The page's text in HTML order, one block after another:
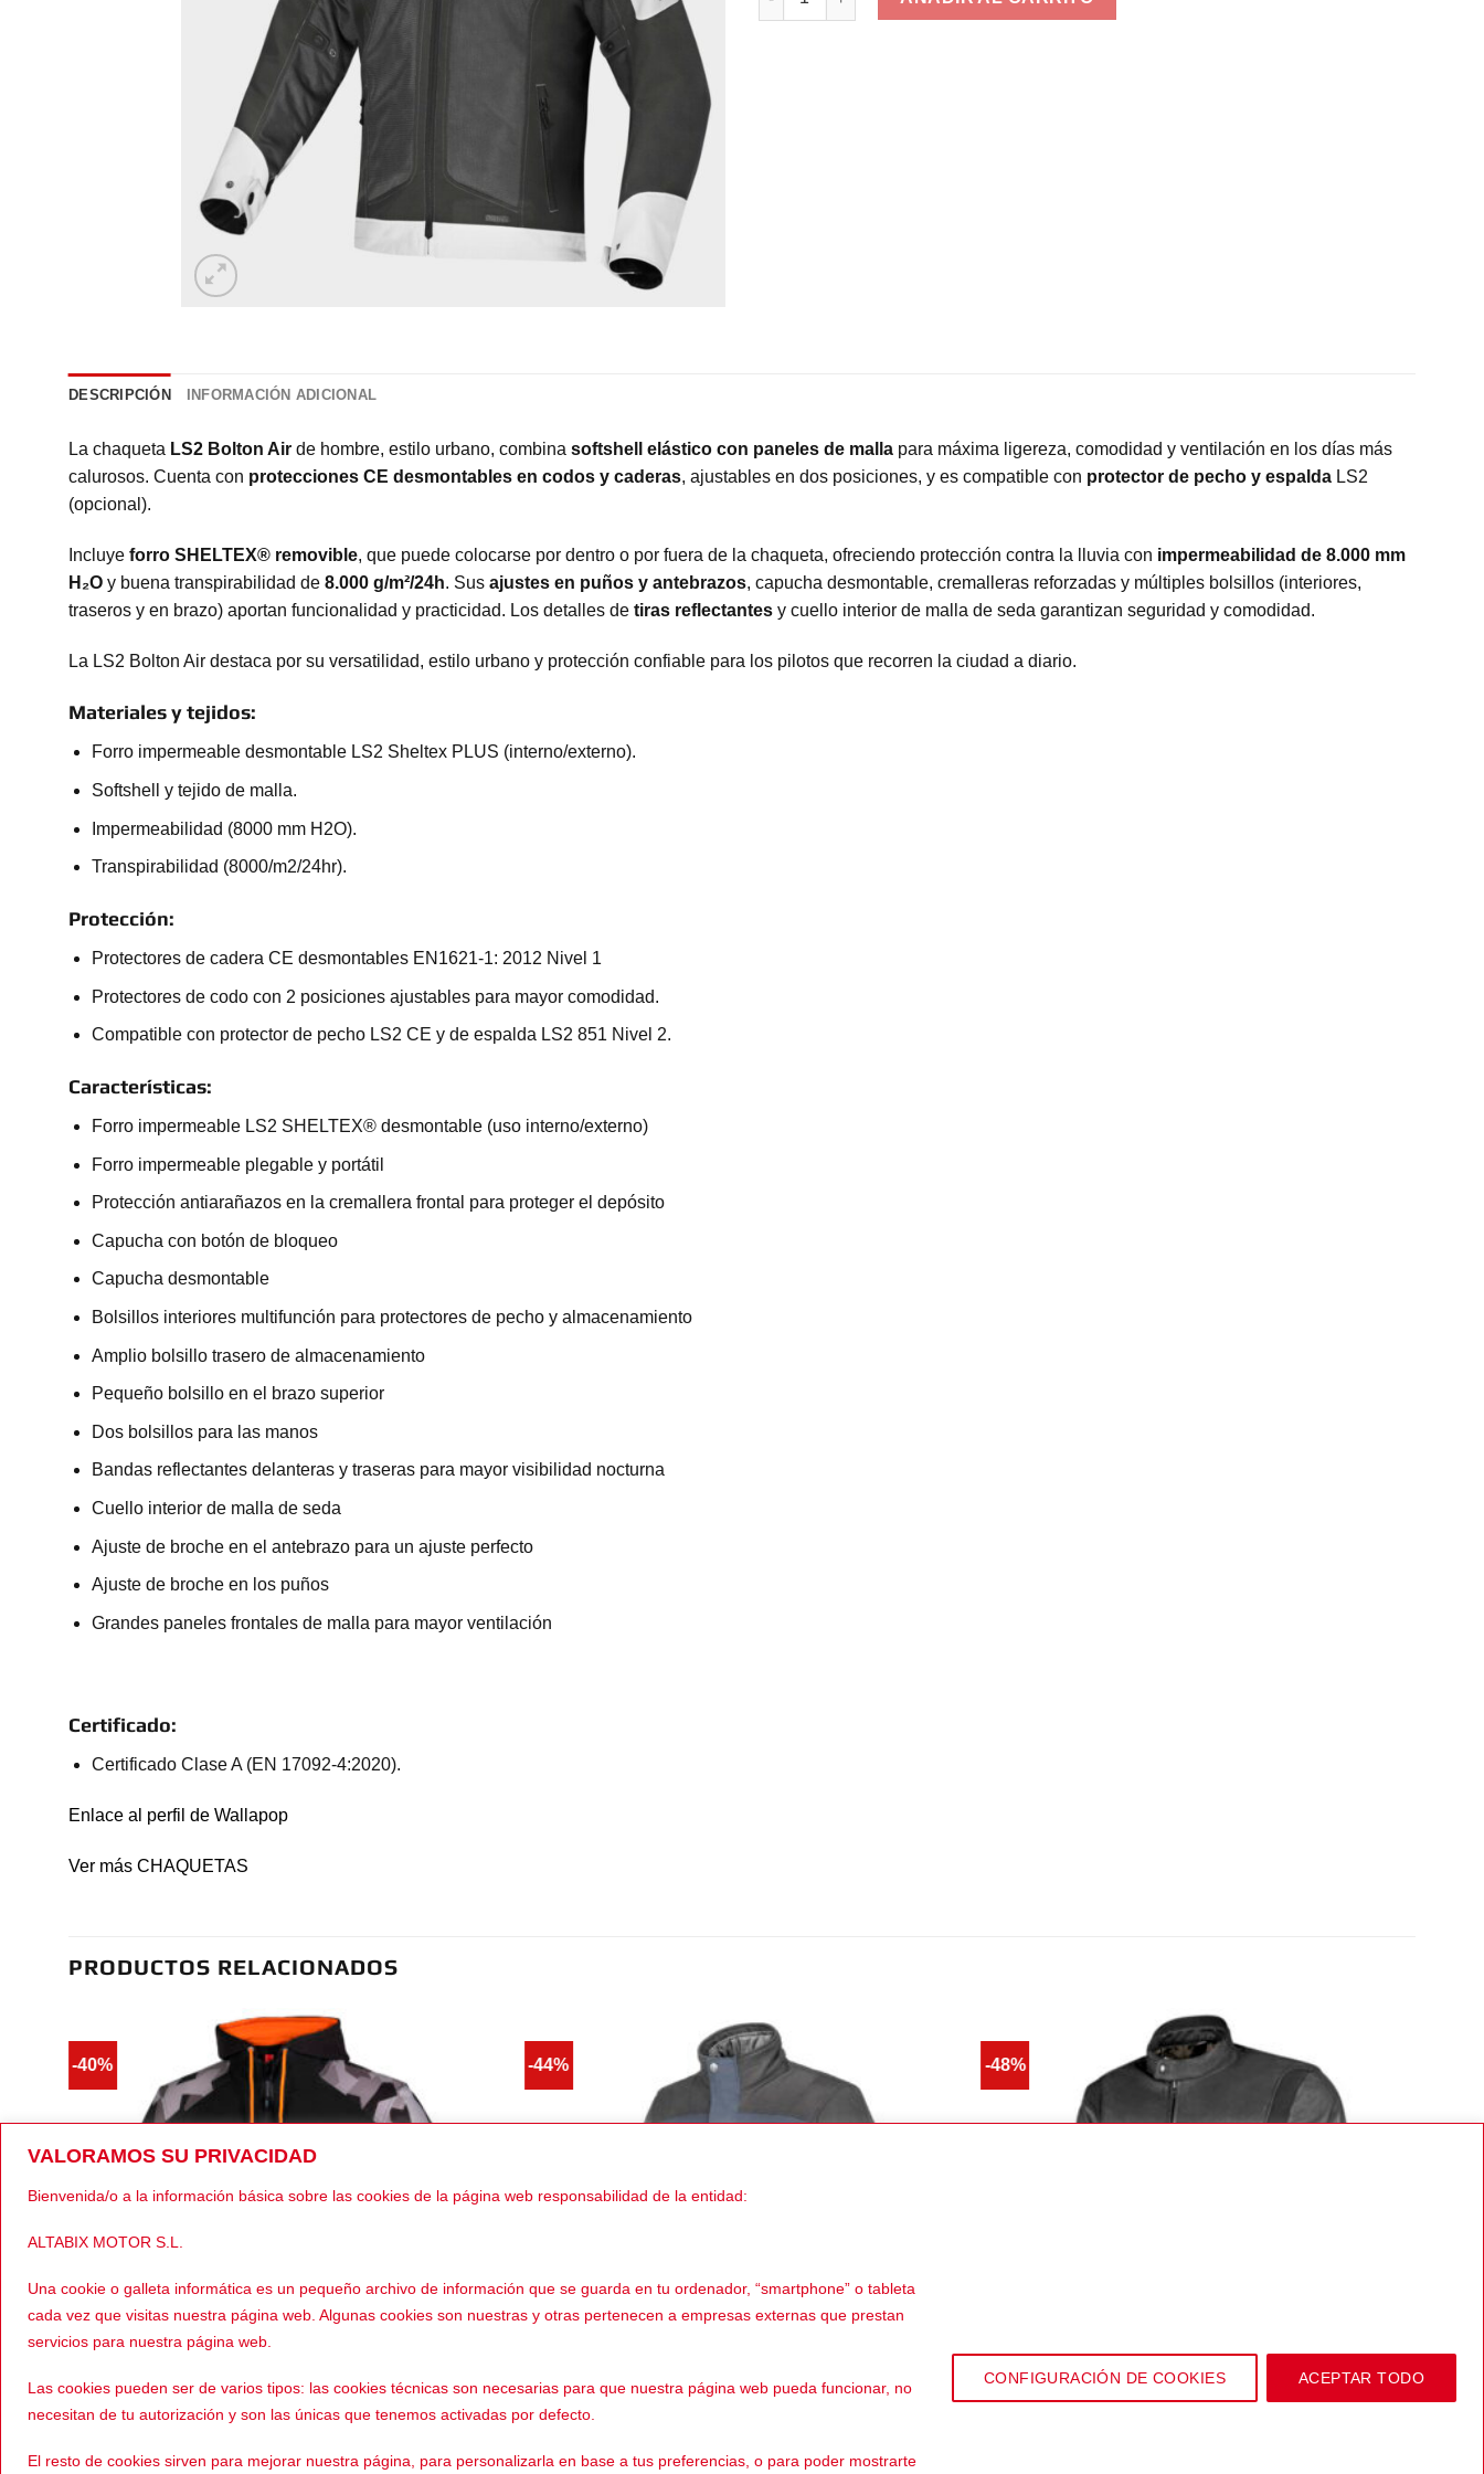
VALORAMOS SU PRIVACIDAD
Bienvenida/o a la información básica sobre las cookies de la página web responsabilidad de la entidad:
ALTABIX MOTOR S.L.
Una cookie o galleta informática es un pequeño archivo de información que se guarda en tu ordenador, “smartphone” o tableta
cada vez que visitas nuestra página web. Algunas cookies son nuestras y otras pertenecen a empresas externas que prestan
servicios para nuestra página web.
Las cookies pueden ser de varios tipos: las cookies técnicas son necesarias para que nuestra página web pueda funcionar, no
necesitan de tu autorización y son las únicas que tenemos activadas por defecto.
El resto de cookies sirven para mejorar nuestra página, para personalizarla en base a tus preferencias, o para poder mostrarte
CONFIGURACIÓN DE COOKIES ACEPTAR TODO
DESCRIPCIÓN INFORMACIÓN ADICIONAL
La chaqueta LS2 Bolton Air de hombre, estilo urbano, combina softshell elástico con paneles de malla para máxima ligereza, comodidad y ventilación en los días más
calurosos. Cuenta con protecciones CE desmontables en codos y caderas, ajustables en dos posiciones, y es compatible con protector de pecho y espalda LS2
(opcional).
Incluye forro SHELTEX® removible, que puede colocarse por dentro o por fuera de la chaqueta, ofreciendo protección contra la lluvia con impermeabilidad de 8.000 mm
H₂O y buena transpirabilidad de 8.000 g/m²/24h. Sus ajustes en puños y antebrazos, capucha desmontable, cremalleras reforzadas y múltiples bolsillos (interiores,
traseros y en brazo) aportan funcionalidad y practicidad. Los detalles de tiras reflectantes y cuello interior de malla de seda garantizan seguridad y comodidad.
La LS2 Bolton Air destaca por su versatilidad, estilo urbano y protección confiable para los pilotos que recorren la ciudad a diario.
Materiales y tejidos:
Forro impermeable desmontable LS2 Sheltex PLUS (interno/externo).
Softshell y tejido de malla.
Impermeabilidad (8000 mm H2O).
Transpirabilidad (8000/m2/24hr).
Protección:
Protectores de cadera CE desmontables EN1621-1: 2012 Nivel 1
Protectores de codo con 2 posiciones ajustables para mayor comodidad.
Compatible con protector de pecho LS2 CE y de espalda LS2 851 Nivel 2.
Características:
Forro impermeable LS2 SHELTEX® desmontable (uso interno/externo)
Forro impermeable plegable y portátil
Protección antiarañazos en la cremallera frontal para proteger el depósito
Capucha con botón de bloqueo
Capucha desmontable
Bolsillos interiores multifunción para protectores de pecho y almacenamiento
Amplio bolsillo trasero de almacenamiento
Pequeño bolsillo en el brazo superior
Dos bolsillos para las manos
Bandas reflectantes delanteras y traseras para mayor visibilidad nocturna
Cuello interior de malla de seda
Ajuste de broche en el antebrazo para un ajuste perfecto
Ajuste de broche en los puños
Grandes paneles frontales de malla para mayor ventilación
Certificado:
Certificado Clase A (EN 17092-4:2020).
Enlace al perfil de Wallapop
Ver más CHAQUETAS
PRODUCTOS RELACIONADOS
-40%
HOMBRE 199,00€
-44%
HOMBRE 229,90
-48%
€